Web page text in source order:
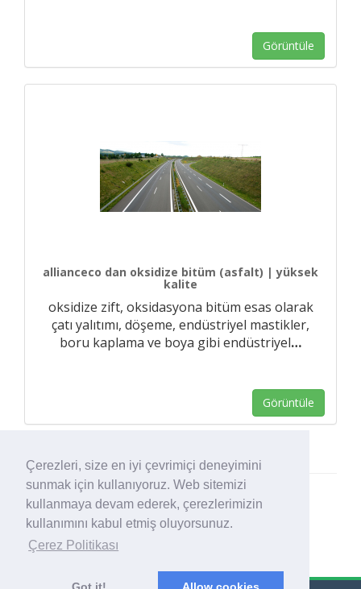
Çerezleri, size en iyi çevrimiçi deneyimini
sunmak için kullanıyoruz. Web sitemizi
kullanmaya devam ederek, çerezlerimizin
kullanımını kabul etmiş oluyorsunuz.
Çerez Politikası
Görüntüle
allianceco dan oksidize bitüm (asfalt) | yüksek
kalite
oksidize zift, oksidasyona bitüm esas olarak
çatı yalıtımı, döşeme, endüstriyel mastikler,
boru kaplama ve boya gibi endüstriyel…
Görüntüle